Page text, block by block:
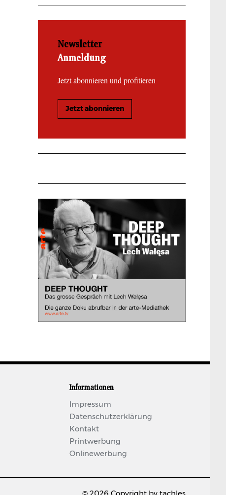
Newsletter
Anmeldung
Jetzt abonnieren und profitieren
Jetzt abonnieren
Informationen
Impressum
Datenschutzerklärung
Kontakt
Printwerbung
Onlinewerbung